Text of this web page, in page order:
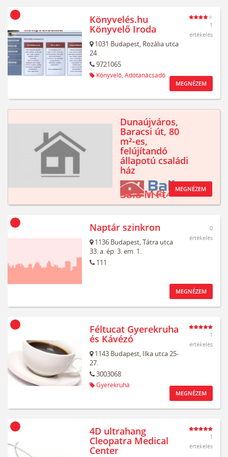
Könyvelés.hu
Könyvelő Iroda
1031 Budapest, Rozália utca
24
9721065
Könyvelő, Adótanácsadó
1
értékelés
MEGNÉZEM
Dunaújváros,
Baracsi út, 80
m²-es,
felújítandó
állapotú családi
ház
38.8 M Ft MEGNÉZEM
Naptár szinkron
1136 Budapest,Tátra utca
33. a. ép. 3. em. 1.
111
0
értékelés
MEGNÉZEM
Féltucat Gyerekruha
és Kávézó
1143 Budapest, Ilka utca 25-
27.
3003068
Gyerekruha
1
értékelés
MEGNÉZEM
4D ultrahang
Cleopatra Medical
Center
1
értékelés